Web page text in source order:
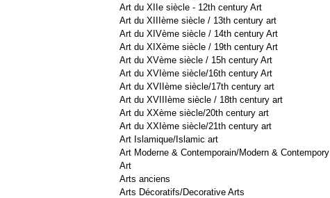
Art du XIIe siècle - 12th century Art
Art du XIIIème siècle / 13th century art
Art du XIVème siècle / 14th century Art
Art du XIXème siècle / 19th century Art
Art du XVème siècle / 15h century Art
Art du XVIème siècle/16th century Art
Art du XVIIème siècle/17th century art
Art du XVIIIème siècle / 18th century art
Art du XXème siècle/20th century art
Art du XXIème siècle/21th century art
Art Islamique/Islamic art
Art Moderne & Contemporain/Modern & Contempory
Art
Arts anciens
Arts Décoratifs/Decorative Arts